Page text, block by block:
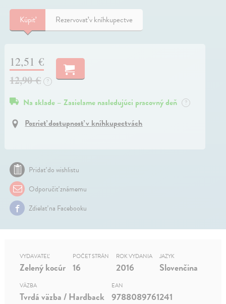
Kúpiť Rezervovať v kníhkupectve
12,51 €
12,90 €
?
Na sklade – Zasielame nasledujúci pracovný deň ?
Pozrieť dostupnosť v kníhkupectvách
Pridať do wishlistu
Odporučiť známemu
Zdielať na Facebooku
VYDAVATEĽ
Zelený kocúr
POČET STRÁN
16
ROK VYDANIA
2016
JAZYK
Slovenčina
VÄZBA
Tvrdá väzba / Hardback
EAN
9788089761241